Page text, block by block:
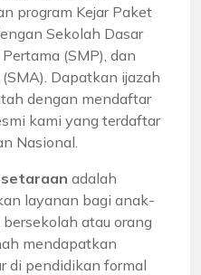
program Kejar Paket
Sekolah Dasar
(SMP), dan
Dapatkan ijazah
dengan mendaftar
kami yang terdaftar
Nasional.
adalah
layanan bagi anak-
atau orang
mendapatkan
di pendidikan formal